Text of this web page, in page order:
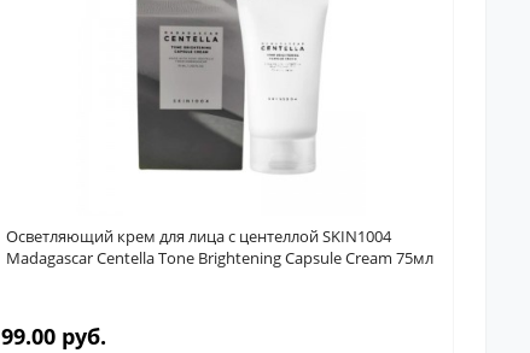
Осветляющий крем для лица с центеллой SKIN1004
Madagascar Centella Tone Brightening Capsule Cream 75мл
99.00 руб.